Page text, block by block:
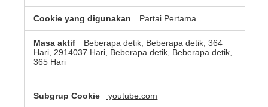
Partai Pertama
Beberapa detik, Beberapa detik, 364
Hari, 2914037 Hari, Beberapa detik, Beberapa detik,
365 Hari
youtube.com